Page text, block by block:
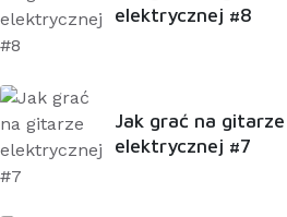
elektrycznej #8
Jak grać na gitarze
elektrycznej #7